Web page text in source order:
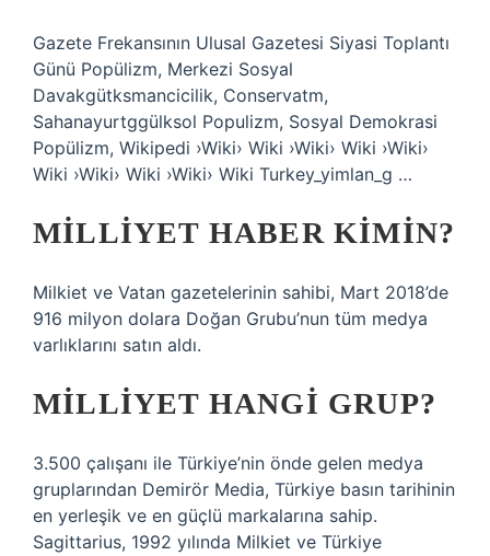
Gazete Frekansının Ulusal Gazetesi Siyasi Toplantı
Günü Popülizm, Merkezi Sosyal
Davakgütksmancicilik, Conservatm,
Sahanayurtggülksol Populizm, Sosyal Demokrasi
Popülizm, Wikipedi ›Wiki› Wiki ›Wiki› Wiki ›Wiki›
Wiki ›Wiki› Wiki ›Wiki› Wiki Turkey_yimlan_g …
MILLIYET HABER KIMIN?
Milkiet ve Vatan gazetelerinin sahibi, Mart 2018’de
916 milyon dolara Doğan Grubu’nun tüm medya
varlıklarını satın aldı.
MILLIYET HANGI GRUP?
3.500 çalışanı ile Türkiye’nin önde gelen medya
gruplarından Demirör Media, Türkiye basın tarihinin
en yerleşik ve en güçlü markalarına sahip.
Sagittarius, 1992 yılında Milkiet ve Türkiye